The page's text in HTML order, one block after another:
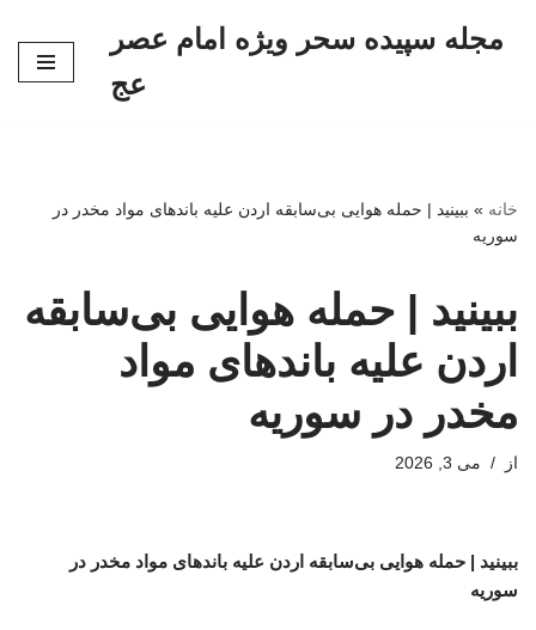
مجله سپیده سحر ویژه امام عصر
عج
خانه » ببینید | حمله هوایی بی‌سابقه اردن علیه باندهای مواد مخدر در
سوریه
ببینید | حمله هوایی بی‌سابقه
اردن علیه باندهای مواد
مخدر در سوریه
از می 3, 2026
ببینید | حمله هوایی بی‌سابقه اردن علیه باندهای مواد مخدر در
سوریه